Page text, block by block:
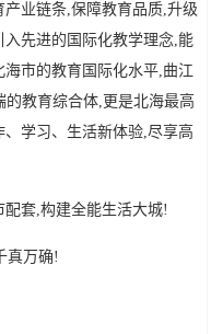
业链条,保障教育品质,升级
先进的国际化教学理念,能
市的教育国际化水平,曲江
的教育综合体,更是北海最高
学习、生活新体验,尽享高
配套,构建全能生活大城!
真万确!